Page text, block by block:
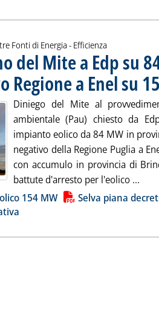
Fonti di Energia - Efficienza
del Mite a Edp su
Regione a Enel su
Diniego del Mite al
ambientale (Pau) chiesto da
impianto eolico da 84 MW in
negativo della Regione Puglia a
con accumulo in provincia di
battute d'arresto per l'eolico ...
notizia
154 MW
Selva piana